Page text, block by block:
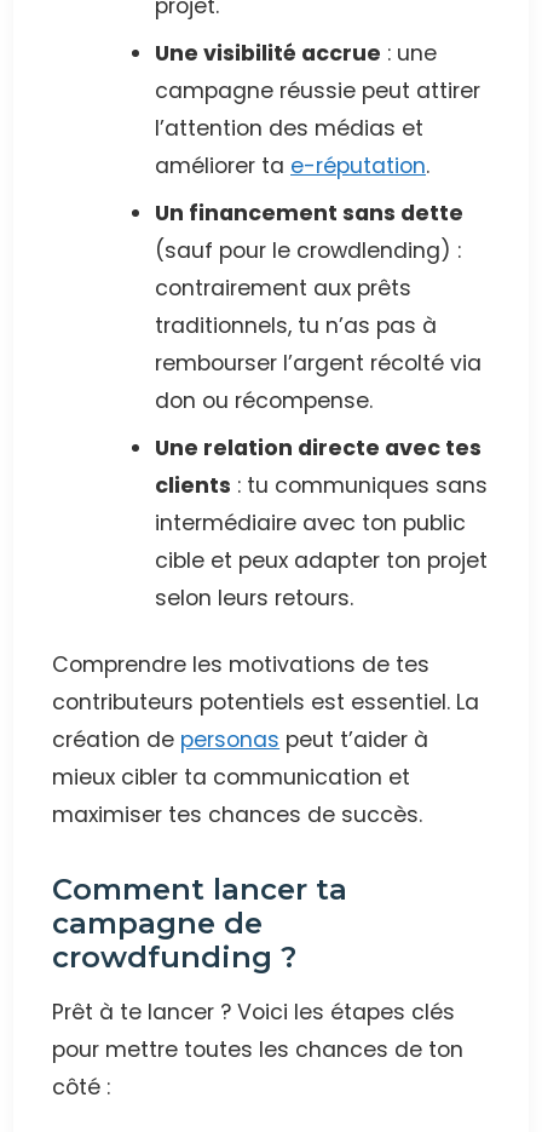
projet.
Une visibilité accrue : une
campagne réussie peut attirer
l’attention des médias et
améliorer ta e-réputation.
Un financement sans dette
(sauf pour le crowdlending) :
contrairement aux prêts
traditionnels, tu n’as pas à
rembourser l’argent récolté via
don ou récompense.
Une relation directe avec tes
clients : tu communiques sans
intermédiaire avec ton public
cible et peux adapter ton projet
selon leurs retours.
Comprendre les motivations de tes
contributeurs potentiels est essentiel. La
création de personas peut t’aider à
mieux cibler ta communication et
maximiser tes chances de succès.
Comment lancer ta
campagne de
crowdfunding ?
Prêt à te lancer ? Voici les étapes clés
pour mettre toutes les chances de ton
côté :